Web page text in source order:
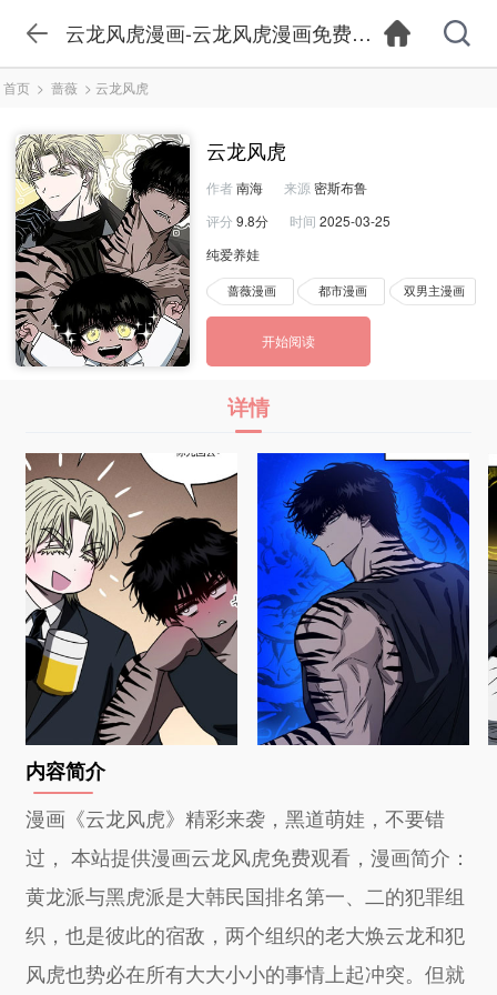
云龙风虎漫画-云龙风虎漫画免费观看-云龙风虎
首页 > 蔷薇 > 云龙风虎
云龙风虎
作者 南海 来源 密斯布鲁
评分 9.8分 时间 2025-03-25
纯爱养娃
蔷薇漫画 都市漫画 双男主漫画
开始阅读
详情
内容简介
漫画《云龙风虎》精彩来袭，黑道萌娃，不要错
过， 本站提供漫画云龙风虎免费观看，漫画简介：
黄龙派与黑虎派是大韩民国排名第一、二的犯罪组
织，也是彼此的宿敌，两个组织的老大焕云龙和犯
风虎也势必在所有大大小小的事情上起冲突。但就